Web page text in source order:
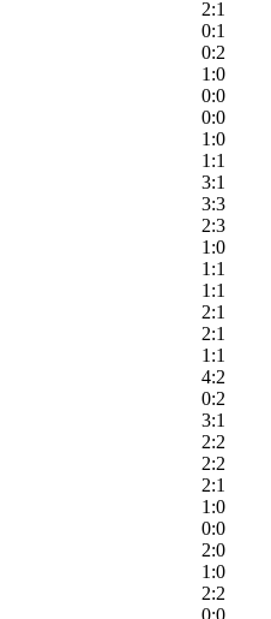
2:1
0:1
0:2
1:0
0:0
0:0
1:0
1:1
3:1
3:3
2:3
1:0
1:1
1:1
2:1
2:1
1:1
4:2
0:2
3:1
2:2
2:2
2:1
1:0
0:0
2:0
1:0
2:2